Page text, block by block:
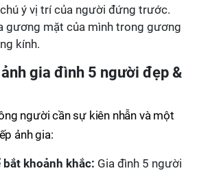
ý vị trí của người đứng trước.
gương mặt của mình trong gương
kính.
gia đình 5 người đẹp &
người cần sự kiên nhẫn và một
ảnh gia:
khoảnh khắc: Gia đình 5 người